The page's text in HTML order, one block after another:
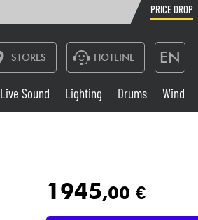
PRICE DROP
STORES HOTLINE EN
France
Belgique
Deutschland
Live Sound
Live Sound Lighting Drums Wind
1945,00 €